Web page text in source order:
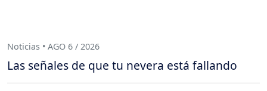
Noticias • AGO 6 / 2026
Las señales de que tu nevera está fallando